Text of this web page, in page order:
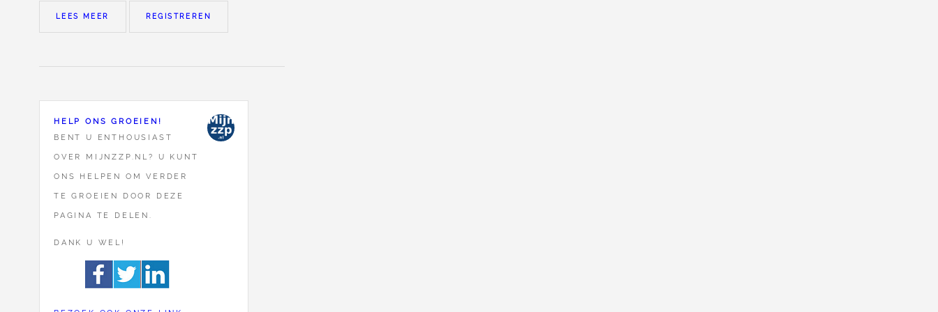
LEES MEER REGISTREREN
HELP ONS GROEIEN!
BENT U ENTHOUSIAST
OVER MIJNZZP.NL? U KUNT
ONS HELPEN OM VERDER
TE GROEIEN DOOR DEZE
PAGINA TE DELEN.
DANK U WEL!